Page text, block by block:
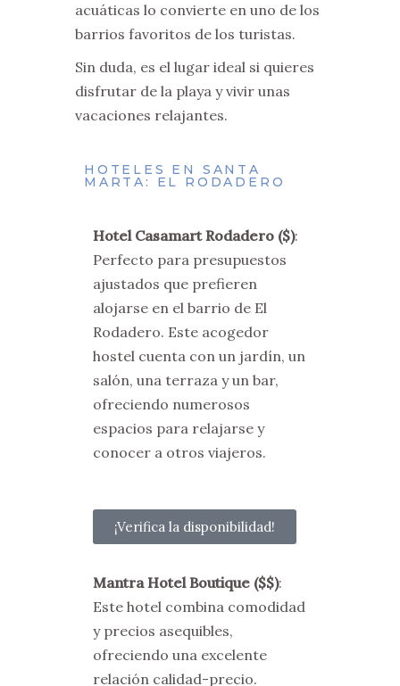
acuáticas lo convierte en uno de los
barrios favoritos de los turistas.
Sin duda, es el lugar ideal si quieres
disfrutar de la playa y vivir unas
vacaciones relajantes.
HOTELES EN SANTA
MARTA: EL RODADERO
Hotel Casamart Rodadero ($):
Perfecto para presupuestos
ajustados que prefieren
alojarse en el barrio de El
Rodadero. Este acogedor
hostel cuenta con un jardín, un
salón, una terraza y un bar,
ofreciendo numerosos
espacios para relajarse y
conocer a otros viajeros.
¡Verifica la disponibilidad!
Mantra Hotel Boutique ($$):
Este hotel combina comodidad
y precios asequibles,
ofreciendo una excelente
relación calidad-precio.